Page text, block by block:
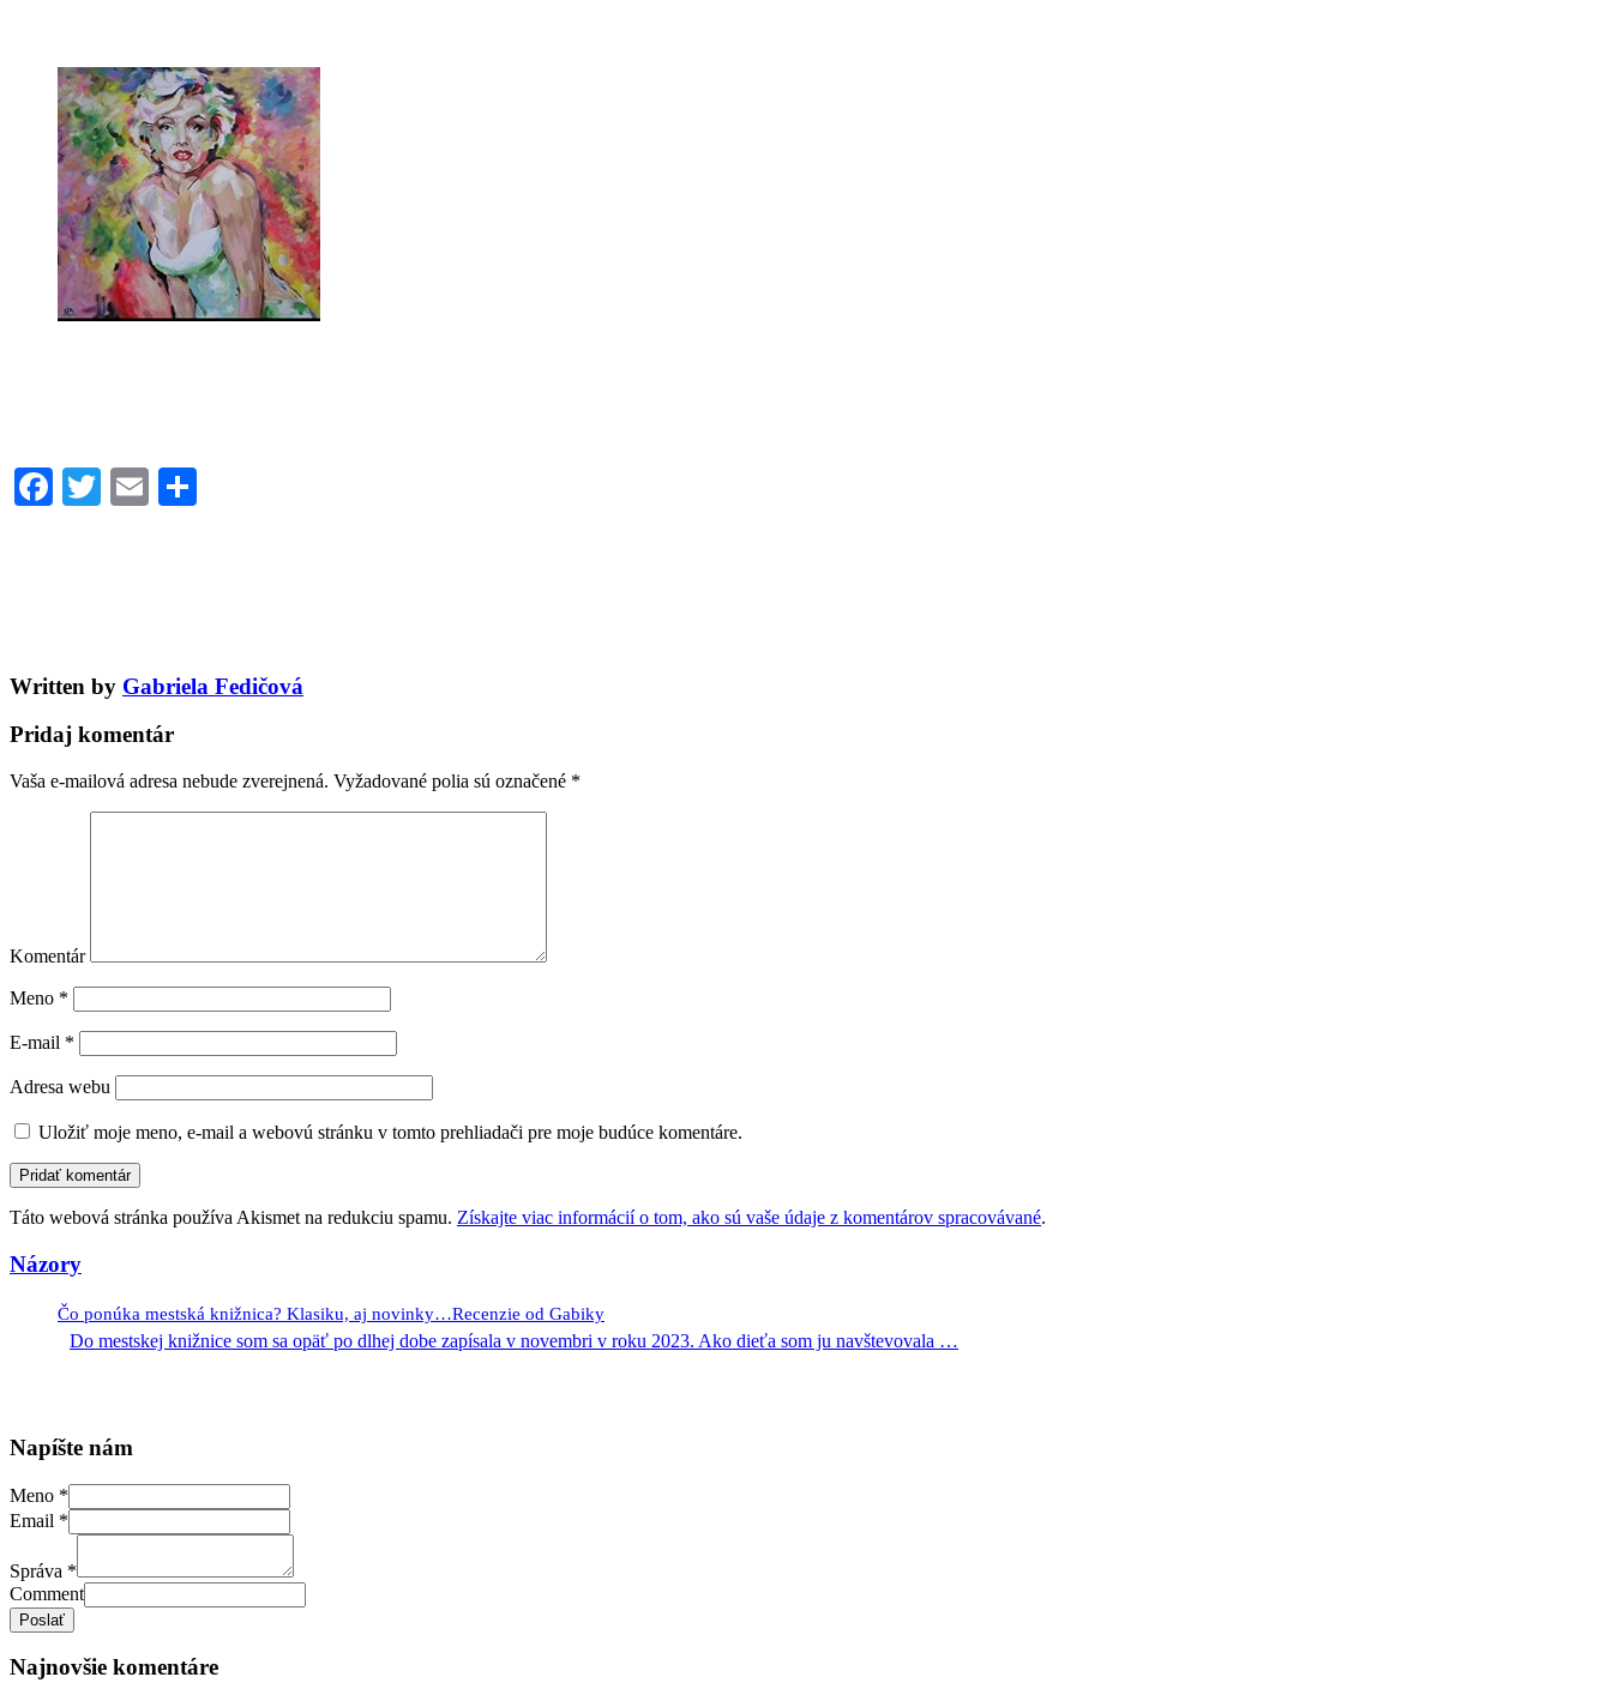
Facebook
TwitterEmail
Written by Gabriela Fedičová
Pridaj komentár
Vaša e-mailová adresa nebude zverejnená. Vyžadované polia sú označené *
Komentár
Meno *
E-mail *
Adresa webu
Uložiť moje meno, e-mail a webovú stránku v tomto prehliadači pre moje budúce komentáre.
Táto webová stránka používa Akismet na redukciu spamu. Získajte viac informácií o tom, ako sú vaše údaje z komentárov spracovávané.
Názory
Čo ponúka mestská knižnica? Klasiku, aj novinky…Recenzie od Gabiky
Do mestskej knižnice som sa opäť po dlhej dobe zapísala v novembri v roku 2023. Ako dieťa som ju navštevovala …
Napíšte nám
Meno *
Email *
Správa *
Comment
Poslať
Najnovšie komentáre